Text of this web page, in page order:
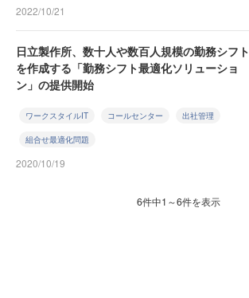
2022/10/21
日立製作所、数十人や数百人規模の勤務シフト
を作成する「勤務シフト最適化ソリューショ
ン」の提供開始
ワークスタイルIT コールセンター 出社管理
組合せ最適化問題
2020/10/19
6件中1～6件を表示